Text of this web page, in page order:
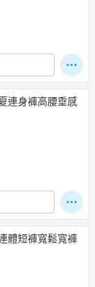
連身褲高腰垂感
體短褲寬鬆寬褲